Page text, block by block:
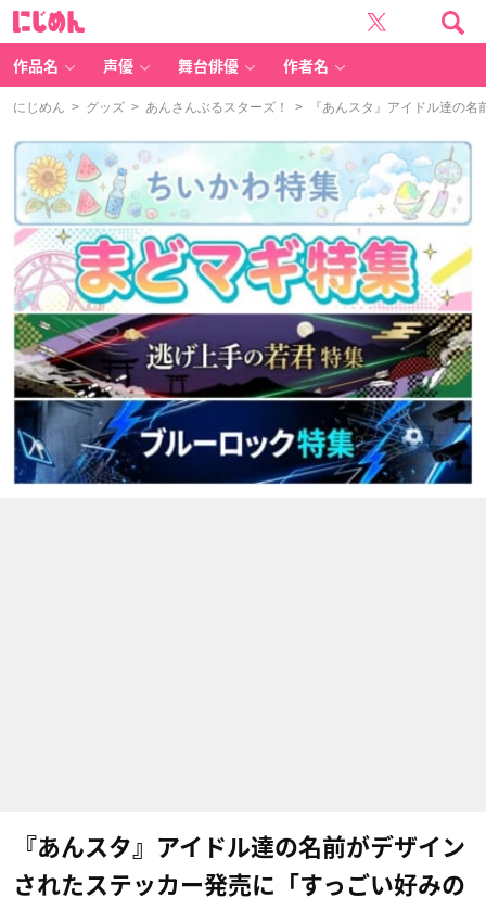
作品名 声優 舞台俳優 作者名
にじめん > グッズ > あんさんぶるスターズ！ > 『あんスタ』アイドル達の名
『あんスタ』アイドル達の名前がデザイン
されたステッカー発売に「すっごい好みの